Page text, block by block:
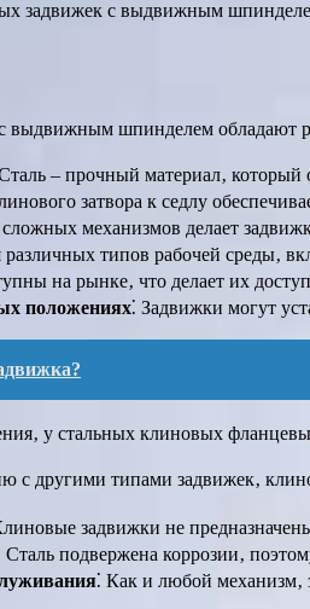
задвижек с выдвижным
шпинделем обладают
Сталь – прочный материал‚ который
затвора к седлу
сложных механизмов делает
типов рабочей среды‚
на рынке‚ что делает их
положениях⁚ Задвижки могут
у стальных клиновых
с другими типами задвижек‚
задвижки не
Сталь подвержена коррозии‚
⁚ Как и любой